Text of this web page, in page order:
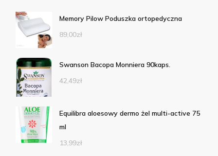
Memory Pilow Poduszka ortopedyczna
89,00zł
Swanson Bacopa Monniera 90kaps.
42,49zł
Equilibra aloesowy dermo żel multi-active 75
ml
13,99zł